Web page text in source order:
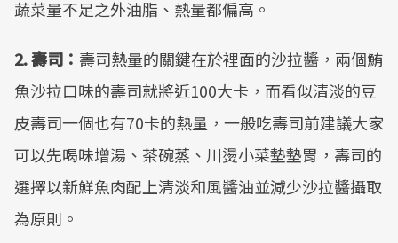
蔬菜量不足之外油脂、熱量都偏高。
2. 壽司： 壽司熱量的關鍵在於裡面的沙拉醬，兩個鮪
魚沙拉口味的壽司就將近100大卡，而看似清淡的豆
皮壽司一個也有70卡的熱量，一般吃壽司前建議大家
可以先喝味增湯、茶碗蒸、川燙小菜墊墊胃，壽司的
選擇以新鮮魚肉配上清淡和風醬油並減少沙拉醬攝取
為原則。